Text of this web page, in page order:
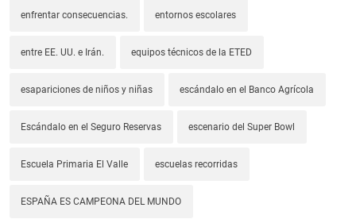
enfrentar consecuencias. entornos escolares
entre EE. UU. e Irán. equipos técnicos de la ETED
esapariciones de niños y niñas escándalo en el Banco Agrícola
Escándalo en el Seguro Reservas escenario del Super Bowl
Escuela Primaria El Valle escuelas recorridas
ESPAÑA ES CAMPEONA DEL MUNDO